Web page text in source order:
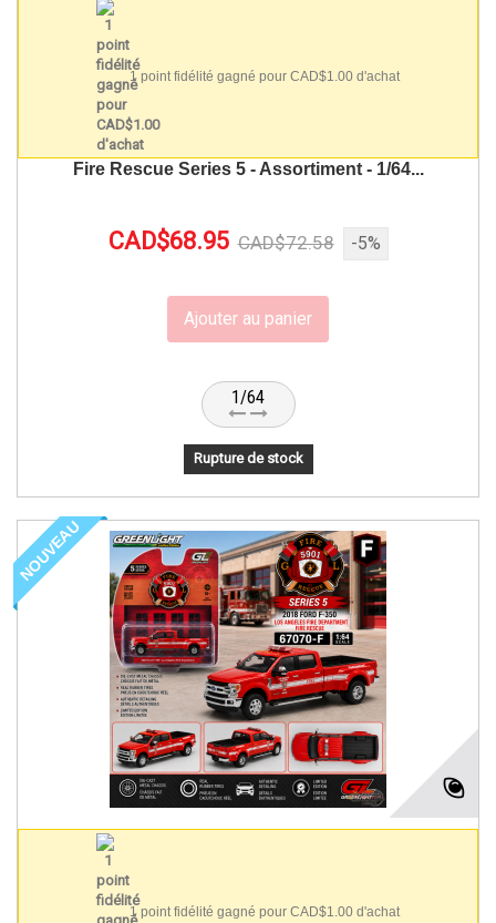
1 point fidélité gagné pour CAD$1.00 d'achat
Fire Rescue Series 5 - Assortiment - 1/64...
CAD$68.95 CAD$72.58 -5%
Ajouter au panier
1/64
Rupture de stock
NOUVEAU
1 point fidélité gagné pour CAD$1.00 d'achat